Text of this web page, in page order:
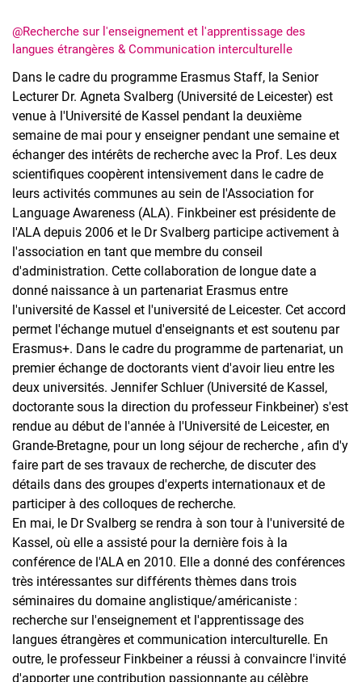
@Recherche sur l'enseignement et l'apprentissage des
langues étrangères & Communication interculturelle
Dans le cadre du programme Erasmus Staff, la Senior
Lecturer Dr. Agneta Svalberg (Université de Leicester) est
venue à l'Université de Kassel pendant la deuxième
semaine de mai pour y enseigner pendant une semaine et
échanger des intérêts de recherche avec la Prof. Les deux
scientifiques coopèrent intensivement dans le cadre de
leurs activités communes au sein de l'Association for
Language Awareness (ALA). Finkbeiner est présidente de
l'ALA depuis 2006 et le Dr Svalberg participe activement à
l'association en tant que membre du conseil
d'administration. Cette collaboration de longue date a
donné naissance à un partenariat Erasmus entre
l'université de Kassel et l'université de Leicester. Cet accord
permet l'échange mutuel d'enseignants et est soutenu par
Erasmus+. Dans le cadre du programme de partenariat, un
premier échange de doctorants vient d'avoir lieu entre les
deux universités. Jennifer Schluer (Université de Kassel,
doctorante sous la direction du professeur Finkbeiner) s'est
rendue au début de l'année à l'Université de Leicester, en
Grande-Bretagne, pour un long séjour de recherche , afin d'y
faire part de ses travaux de recherche, de discuter des
détails dans des groupes d'experts internationaux et de
participer à des colloques de recherche.
En mai, le Dr Svalberg se rendra à son tour à l'université de
Kassel, où elle a assisté pour la dernière fois à la
conférence de l'ALA en 2010. Elle a donné des conférences
très intéressantes sur différents thèmes dans trois
séminaires du domaine anglistique/américaniste :
recherche sur l'enseignement et l'apprentissage des
langues étrangères et communication interculturelle. En
outre, le professeur Finkbeiner a réussi à convaincre l'invité
d'apporter une contribution passionnante au célèbre